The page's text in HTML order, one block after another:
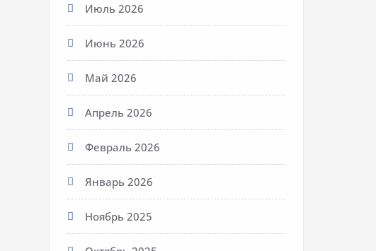
Июль 2026
Июнь 2026
Май 2026
Апрель 2026
Февраль 2026
Январь 2026
Ноябрь 2025